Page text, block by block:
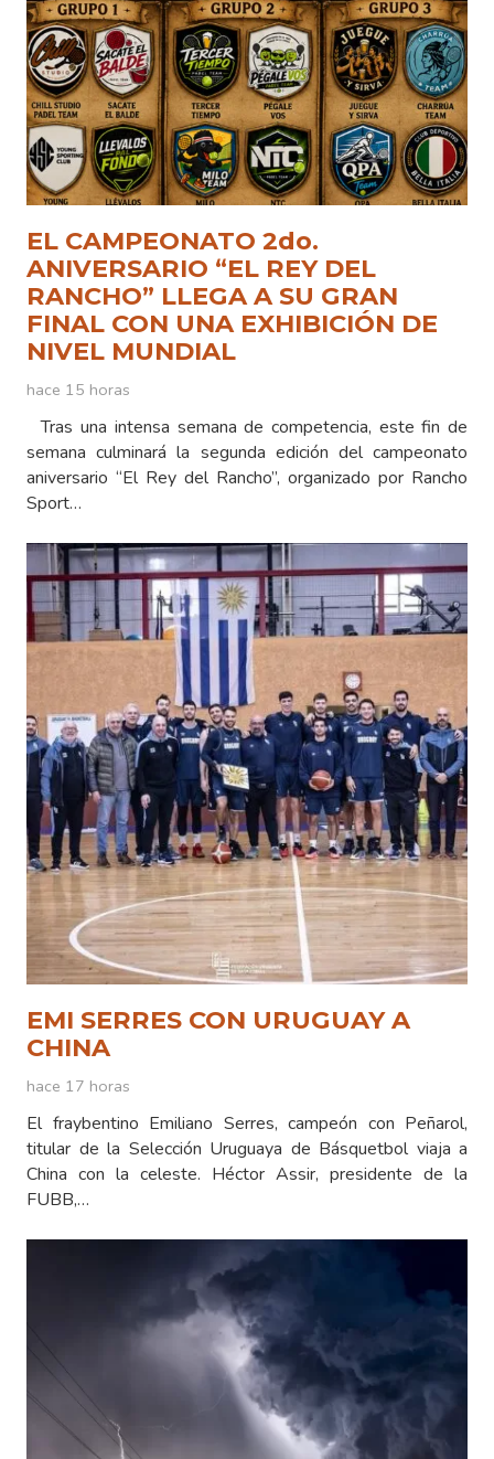
EL CAMPEONATO 2do.
ANIVERSARIO “EL REY DEL
RANCHO” LLEGA A SU GRAN
FINAL CON UNA EXHIBICIÓN DE
NIVEL MUNDIAL
hace 15 horas
Tras una intensa semana de competencia, este fin de
semana culminará la segunda edición del campeonato
aniversario “El Rey del Rancho”, organizado por Rancho
Sport…
EMI SERRES CON URUGUAY A
CHINA
hace 17 horas
El fraybentino Emiliano Serres, campeón con Peñarol,
titular de la Selección Uruguaya de Básquetbol viaja a
China con la celeste. Héctor Assir, presidente de la
FUBB,…